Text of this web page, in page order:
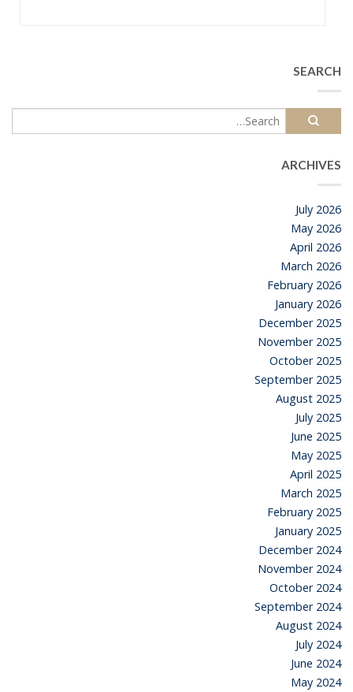
SEARCH
ARCHIVES
July 2026
May 2026
April 2026
March 2026
February 2026
January 2026
December 2025
November 2025
October 2025
September 2025
August 2025
July 2025
June 2025
May 2025
April 2025
March 2025
February 2025
January 2025
December 2024
November 2024
October 2024
September 2024
August 2024
July 2024
June 2024
May 2024